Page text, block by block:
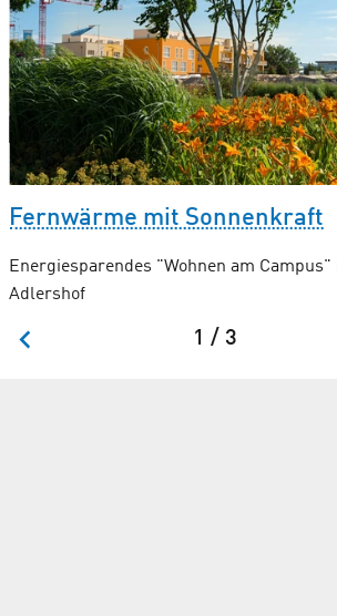
Fernwärme mit Sonnenkraft
Energiesparendes "Wohnen am Campus"
Adlershof
1 / 3